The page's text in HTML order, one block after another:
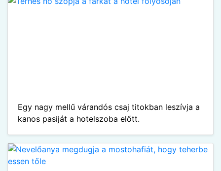
Egy nagy mellű várandós csaj titokban leszívja a
kanos pasiját a hotelszoba előtt.